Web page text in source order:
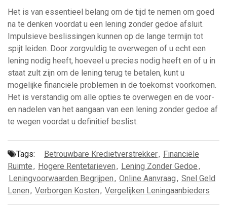
Het is van essentieel belang om de tijd te nemen om goed
na te denken voordat u een lening zonder gedoe afsluit.
Impulsieve beslissingen kunnen op de lange termijn tot
spijt leiden. Door zorgvuldig te overwegen of u echt een
lening nodig heeft, hoeveel u precies nodig heeft en of u in
staat zult zijn om de lening terug te betalen, kunt u
mogelijke financiële problemen in de toekomst voorkomen.
Het is verstandig om alle opties te overwegen en de voor-
en nadelen van het aangaan van een lening zonder gedoe af
te wegen voordat u definitief beslist.
Tags: Betrouwbare Kredietverstrekker, Financiële
Ruimte, Hogere Rentetarieven, Lening Zonder Gedoe,
Leningvoorwaarden Begrijpen, Online Aanvraag, Snel Geld
Lenen, Verborgen Kosten, Vergelijken Leningaanbieders